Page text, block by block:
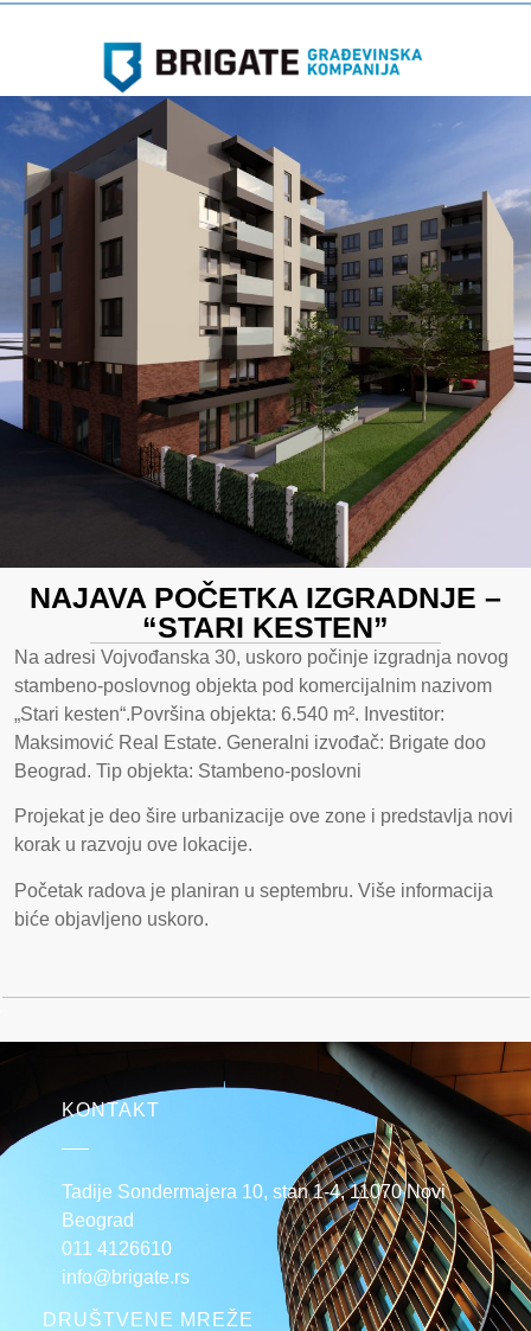
NAJAVA POČETKA IZGRADNJE –
“STARI KESTEN”
Na adresi Vojvođanska 30, uskoro počinje izgradnja novog
stambeno-poslovnog objekta pod komercijalnim nazivom
„Stari kesten“.Površina objekta: 6.540 m². Investitor:
Maksimović Real Estate. Generalni izvođač: Brigate doo
Beograd. Tip objekta: Stambeno-poslovni
Projekat je deo šire urbanizacije ove zone i predstavlja novi
korak u razvoju ove lokacije.
Početak radova je planiran u septembru. Više informacija
biće objavljeno uskoro.
KONTAKT
Tadije Sondermajera 10, stan 1-4, 11070 Novi
Beograd
011 4126610
info@brigate.rs
DRUŠTVENE MREŽE